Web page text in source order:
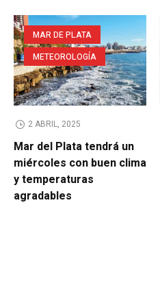
MAR DE PLATA
METEOROLOGÍA
2 ABRIL, 2025
Mar del Plata tendrá un
miércoles con buen clima
y temperaturas
agradables